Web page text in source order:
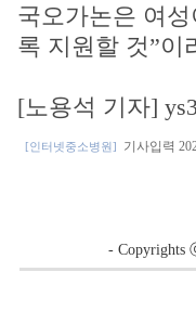
국오가논은 여
록 지원할 것”이
[노용석 기자]
[인터넷중소병원] 기사입력
- Copyrights